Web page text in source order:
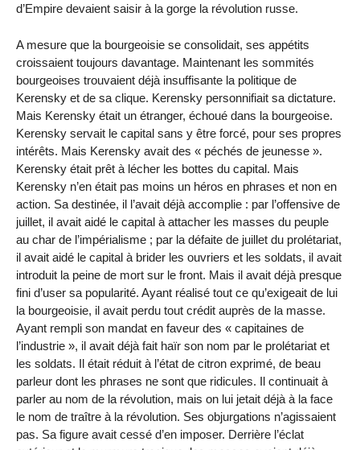
d’Empire devaient saisir à la gorge la révolution russe.
A mesure que la bourgeoisie se consolidait, ses appétits
croissaient toujours davantage. Maintenant les sommités
bourgeoises trouvaient déjà insuffisante la politique de
Kerensky et de sa clique. Kerensky personnifiait sa dictature.
Mais Kerensky était un étranger, échoué dans la bourgeoise.
Kerensky servait le capital sans y être forcé, pour ses propres
intérêts. Mais Kerensky avait des « péchés de jeunesse ».
Kerensky était prêt à lécher les bottes du capital. Mais
Kerensky n’en était pas moins un héros en phrases et non en
action. Sa destinée, il l’avait déjà accomplie : par l’offensive de
juillet, il avait aidé le capital à attacher les masses du peuple
au char de l’impérialisme ; par la défaite de juillet du prolétariat,
il avait aidé le capital à brider les ouvriers et les soldats, il avait
introduit la peine de mort sur le front. Mais il avait déjà presque
fini d’user sa popularité. Ayant réalisé tout ce qu’exigeait de lui
la bourgeoisie, il avait perdu tout crédit auprès de la masse.
Ayant rempli son mandat en faveur des « capitaines de
l’industrie », il avait déjà fait haïr son nom par le prolétariat et
les soldats. Il était réduit à l’état de citron exprimé, de beau
parleur dont les phrases ne sont que ridicules. Il continuait à
parler au nom de la révolution, mais on lui jetait déjà à la face
le nom de traître à la révolution. Ses objurgations n’agissaient
pas. Sa figure avait cessé d’en imposer. Derrière l’éclat